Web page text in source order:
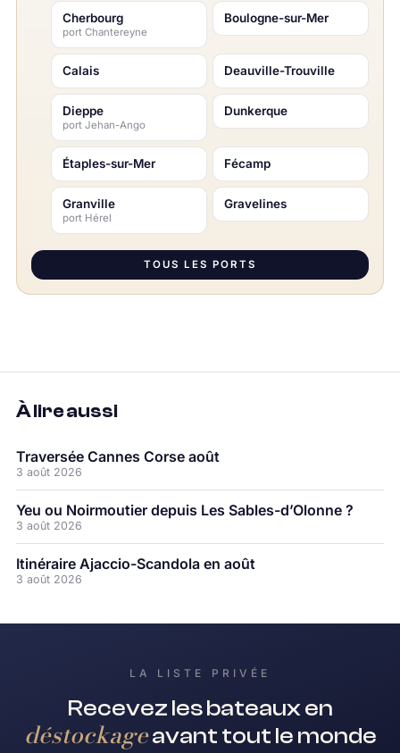
Cherbourg
port Chantereyne
Boulogne-sur-Mer
Calais Deauville-Trouville
Dieppe
port Jehan-Ango
Dunkerque
Étaples-sur-Mer Fécamp
Granville
port Hérel
Gravelines
TOUS LES PORTS
À lire aussi
Traversée Cannes Corse août
3 août 2026
Yeu ou Noirmoutier depuis Les Sables-d’Olonne ?
3 août 2026
Itinéraire Ajaccio-Scandola en août
3 août 2026
LA LISTE PRIVÉE
Recevez les bateaux en
déstockageavant tout le monde